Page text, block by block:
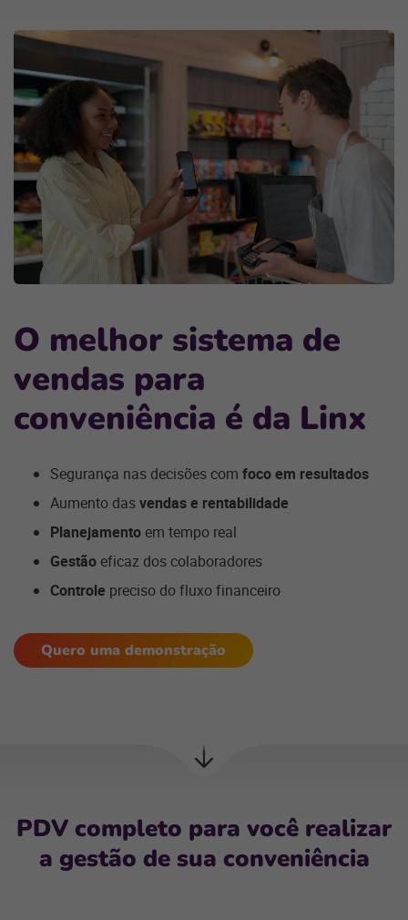
O melhor sistema de
vendas para
conveniência é da Linx
Segurança nas decisões com foco em resultados
Aumento dasvendas e rentabilidade
Planejamento em tempo real
Gestão eficaz dos colaboradores
Controle preciso do fluxo financeiro
Quero uma demonstração
PDV completo para você realizar
a gestão de sua conveniência